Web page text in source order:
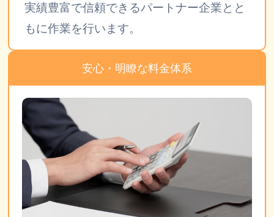
実績豊富で信頼できるパートナー企業とと
もに作業を行います。
安心・明瞭な料金体系